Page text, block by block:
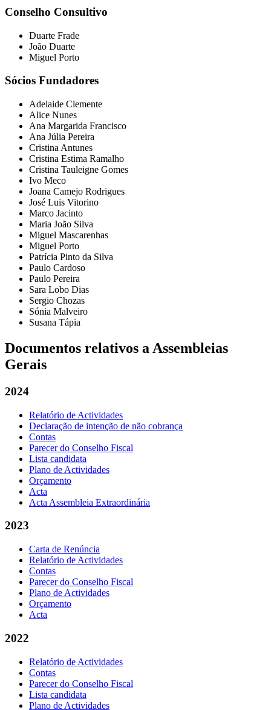
Conselho Consultivo
Duarte Frade
João Duarte
Miguel Porto
Sócios Fundadores
Adelaide Clemente
Alice Nunes
Ana Margarida Francisco
Ana Júlia Pereira
Cristina Antunes
Cristina Estima Ramalho
Cristina Tauleigne Gomes
Ivo Meco
Joana Camejo Rodrigues
José Luis Vitorino
Marco Jacinto
Maria João Silva
Miguel Mascarenhas
Miguel Porto
Patrícia Pinto da Silva
Paulo Cardoso
Paulo Pereira
Sara Lobo Dias
Sergio Chozas
Sónia Malveiro
Susana Tápia
Documentos relativos a Assembleias
Gerais
2024
Relatório de Actividades
Declaração de intenção de não cobrança
Contas
Parecer do Conselho Fiscal
Lista candidata
Plano de Actividades
Orçamento
Acta
Acta Assembleia Extraordinária
2023
Carta de Renúncia
Relatório de Actividades
Contas
Parecer do Conselho Fiscal
Plano de Actividades
Orçamento
Acta
2022
Relatório de Actividades
Contas
Parecer do Conselho Fiscal
Lista candidata
Plano de Actividades